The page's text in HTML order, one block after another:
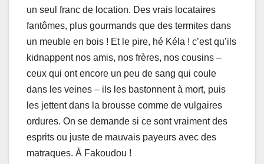
un seul franc de location. Des vrais locataires
fantômes, plus gourmands que des termites dans
un meuble en bois ! Et le pire, hé Kéla ! c’est qu’ils
kidnappent nos amis, nos frères, nos cousins –
ceux qui ont encore un peu de sang qui coule
dans les veines – ils les bastonnent à mort, puis
les jettent dans la brousse comme de vulgaires
ordures. On se demande si ce sont vraiment des
esprits ou juste de mauvais payeurs avec des
matraques. À Fakoudou !